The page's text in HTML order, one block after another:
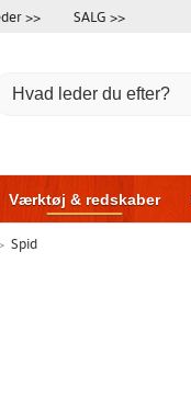
>> SALG >>
Værktøj & redskaber
Spid